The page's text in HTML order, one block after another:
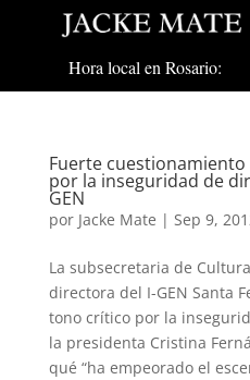
Hora local en Rosario:
Fuerte
por la inseguridad de
GEN
por Jacke Mate | Sep 9,
La subsecretaria de
directora del I-GEN Santa
tono crítico por la
la presidenta Cristina
qué “ha empeorado el